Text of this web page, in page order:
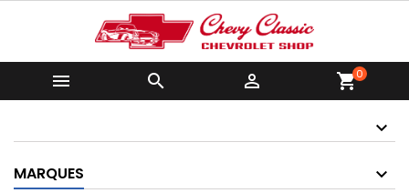
   shopping_cart0
MARQUES